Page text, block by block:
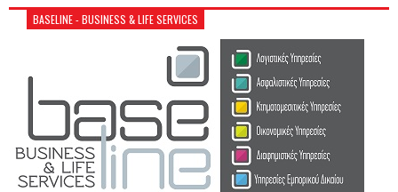
BASELINE - BUSINESS & LIFE SERVICES